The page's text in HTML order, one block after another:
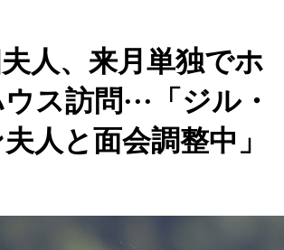
人、来月単独でホ
ス訪問···「ジル・
人と面会調整中」